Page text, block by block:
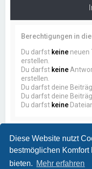
Diese Website nutzt
bestmöglichen
bieten. Mehr erfahren
Berechtigungen in
Du darfst keine neuen
erstellen.
Du darfst keine
erstellen.
Du darfst deine
Du darfst deine
Du darfst keine
ProstSchG